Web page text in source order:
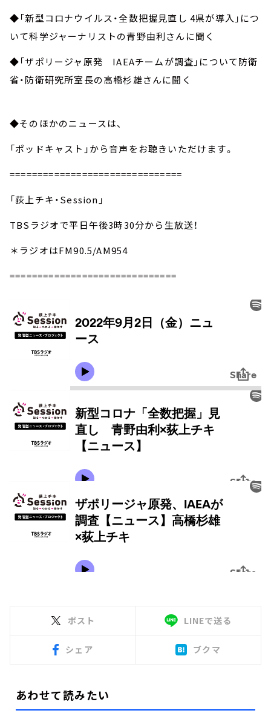
◆「新型コロナウイルス・全数把握見直し 4県が導入」につ
いて科学ジャーナリストの青野由利さんに聞く
◆「ザポリージャ原発 IAEAチームが調査」について防衛
省・防衛研究所室長の高橋杉雄さんに聞く
◆そのほかのニュースは、
「ポッドキャスト」から音声をお聴きいただけます。
===============================
「荻上チキ・Session」
TBSラジオで平日午後3時30分から生放送！
＊ラジオはFM90.5/AM954
==============================
ポスト LINEで送る
シェア ブクマ
あわせて読みたい